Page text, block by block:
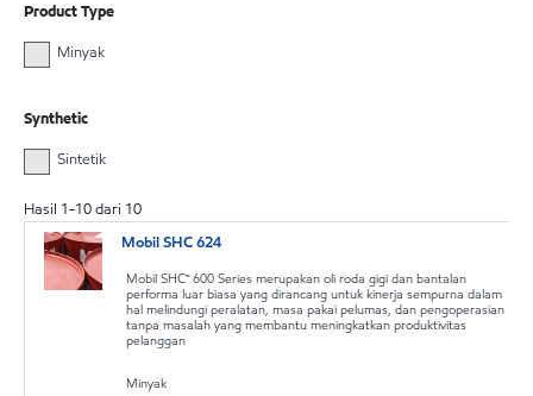
Product Type
Minyak
Synthetic
Sintetik
Hasil 1-10dari 10
Mobil SHC 624
Mobil SHC™ 600 Series merupakan oli roda gigi dan bantalan
performa luar biasa yang dirancang untuk kinerja sempurna dalam
hal melindungi peralatan, masa pakai pelumas, dan pengoperasian
tanpa masalah yang membantu meningkatkan produktivitas
pelanggan
Minyak